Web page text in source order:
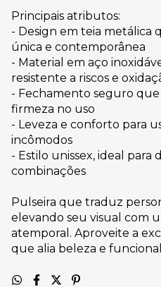
Principais atributos:
- Design em teia metálica
única e contemporânea
- Material em aço
resistente a riscos e
- Fechamento seguro
firmeza no uso
- Leveza e conforto para
incômodos
- Estilo unissex, ideal para
combinações
Pulseira que traduz
elevando seu visual com
atemporal. Aproveite a
que alia beleza e